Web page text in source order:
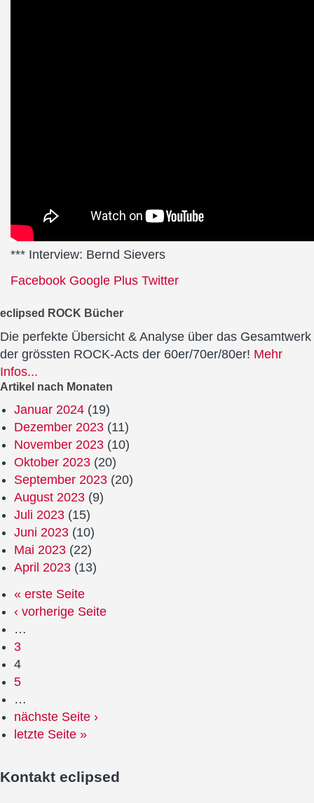
*** Interview: Bernd Sievers
Facebook Google Plus Twitter
eclipsed ROCK Bücher
Die perfekte Übersicht & Analyse über das Gesamtwerk
der grössten ROCK-Acts der 60er/70er/80er! Mehr
Infos...
Artikel nach Monaten
Januar 2024 (19)
Dezember 2023 (11)
November 2023 (10)
Oktober 2023 (20)
September 2023 (20)
August 2023 (9)
Juli 2023 (15)
Juni 2023 (10)
Mai 2023 (22)
April 2023 (13)
« erste Seite
‹ vorherige Seite
…
3
4
5
…
nächste Seite ›
letzte Seite »
Kontakt eclipsed